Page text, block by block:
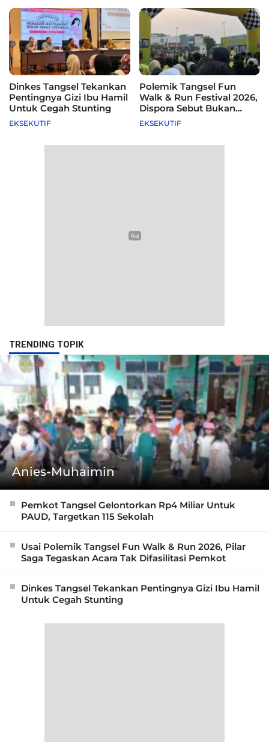
Dinkes Tangsel Tekankan
Pentingnya Gizi Ibu Hamil
Untuk Cegah Stunting
EKSEKUTIF
Polemik Tangsel Fun
Walk & Run Festival 2026,
Dispora Sebut Bukan
Agenda Pemkot
EKSEKUTIF
TRENDING TOPIK
Anies-Muhaimin
Pemkot Tangsel Gelontorkan Rp4 Miliar Untuk
PAUD, Targetkan 115 Sekolah
Usai Polemik Tangsel Fun Walk & Run 2026, Pilar
Saga Tegaskan Acara Tak Difasilitasi Pemkot
Dinkes Tangsel Tekankan Pentingnya Gizi Ibu Hamil
Untuk Cegah Stunting